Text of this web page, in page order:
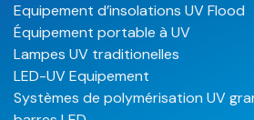
Equipement d’insolations UV Flood
Équipement portable à UV
Lampes UV traditionelles
LED-UV Equipement
Systèmes de polymérisation UV